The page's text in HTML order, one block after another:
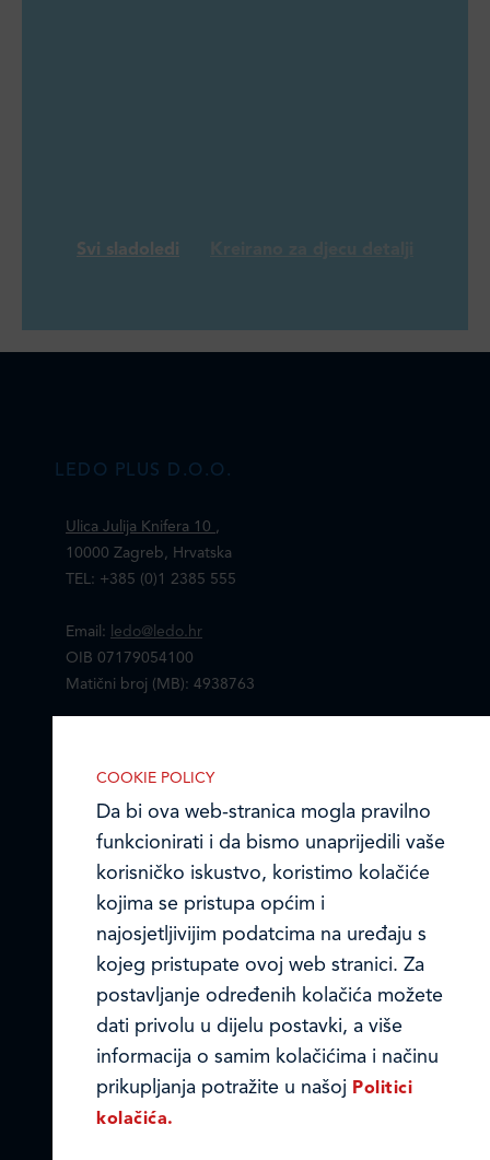
Svi sladoledi
LEDO PLUS D.O.O.
Ulica Julija Knifera 10 ,
10000 Zagreb, Hrvatska
TEL: +385 (0)1 2385 555
Email:
ledo@ledo.hr
OIB 07179054100
Matični broj (MB): 4938763
Ledo u inozemstvu
Online formular
Obavijest o Privatnosti i Kolačići
Privacy notice and Cookies
© LEDO plus d.o.o. 2026.
COOKIE POLICY
Da bi ova web-stranica mogla pravilno
funkcionirati i da bismo unaprijedili vaše
korisničko iskustvo, koristimo kolačiće
kojima se pristupa općim i
najosjetljivijim podatcima na uređaju s
kojeg pristupate ovoj web stranici. Za
postavljanje određenih kolačića možete
dati privolu u dijelu postavki, a više
informacija o samim kolačićima i načinu
prikupljanja potražite u našoj Politici
kolačića.
IZABERITE KOLAČIĆE NA STRANICI
stranici upotrebu funkcionalnih i/ili
reklamnih kolačića opisanih u nastavku:
Nužni (tehnički) kolačići
Nužni kolačići omogućuju osnovne
funkcionalnosti. Bez ovih kolačića, web-
stranica ne može pravilno funkcionirati,